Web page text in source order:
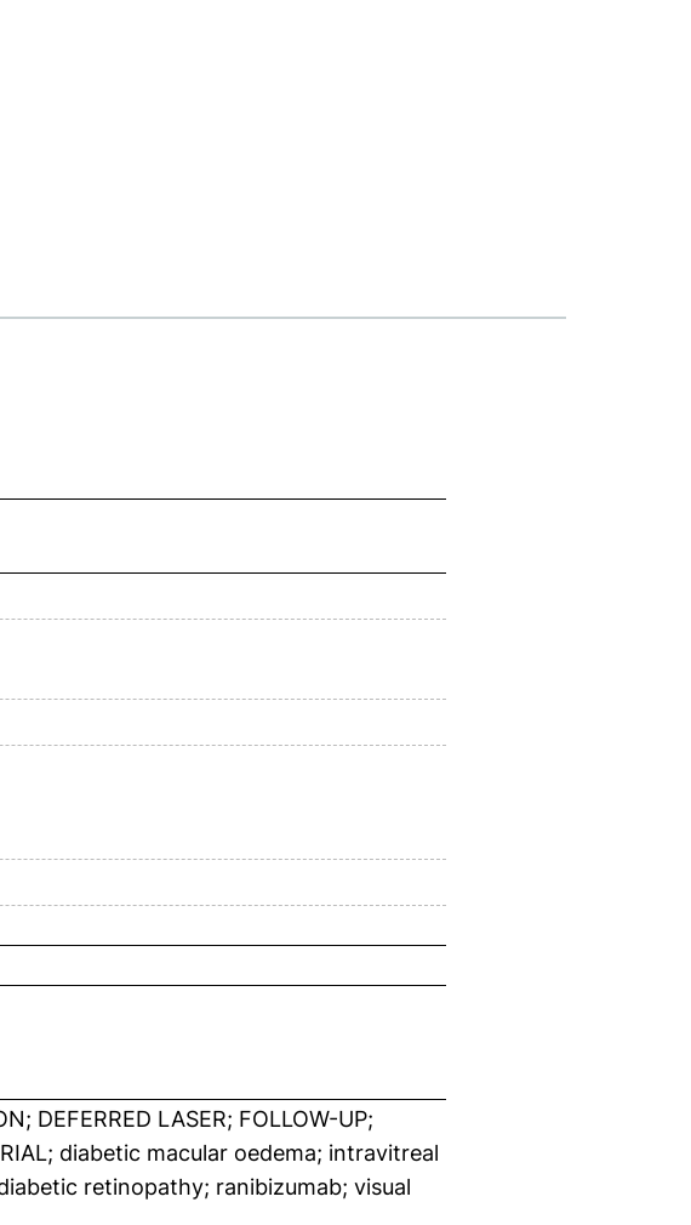
DEFERRED LASER; FOLLOW-UP;
diabetic macular oedema; intravitreal
retinopathy; ranibizumab; visual